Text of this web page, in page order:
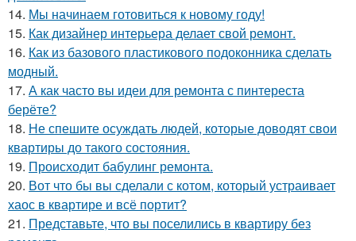
14. Мы начинаем готовиться к новому году!
15. Как дизайнер интерьера делает свой ремонт.
16. Как из базового пластикового подоконника сделать
модный.
17. А как часто вы идеи для ремонта с пинтереста
берёте?
18. Не спешите осуждать людей, которые доводят свои
квартиры до такого состояния.
19. Происходит бабулинг ремонта.
20. Вот что бы вы сделали с котом, который устраивает
хаос в квартире и всё портит?
21. Представьте, что вы поселились в квартиру без